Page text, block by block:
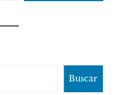
Buscar